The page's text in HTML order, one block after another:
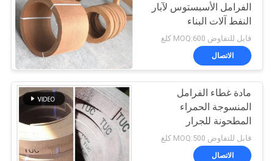
الفرامل الأسبستوس لآبار
النفط آلات البناء
قابل للتفاوض MOQ:600 كلغ
الاتصال
مادة غطاء الفرامل
المنسوجة الحمراء
المطحونة للجرار
قابل للتفاوض MOQ:500 كلغ
الاتصال